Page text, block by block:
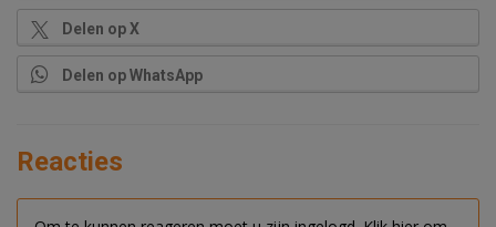
Delen op X
Delen op WhatsApp
Reacties